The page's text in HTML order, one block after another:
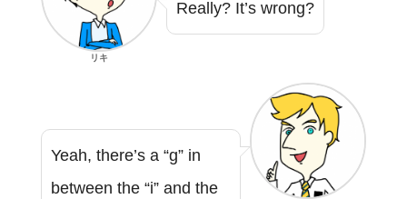
リキ
Really? It’s wrong?
Yeah, there’s a “g” in
between the “i” and the